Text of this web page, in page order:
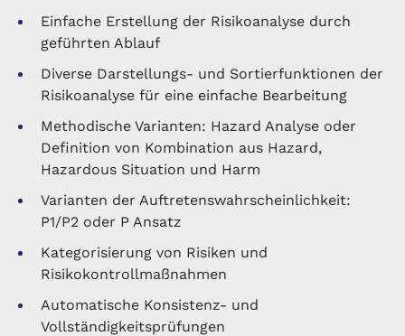
Einfache Erstellung der Risikoanalyse durch
geführten Ablauf
Diverse Darstellungs- und Sortierfunktionen der
Risikoanalyse für eine einfache Bearbeitung
Methodische Varianten: Hazard Analyse oder
Definition von Kombination aus Hazard,
Hazardous Situation und Harm
Varianten der Auftretenswahrscheinlichkeit:
P1/P2 oder P Ansatz
Kategorisierung von Risiken und
Risikokontrollmaßnahmen
Automatische Konsistenz- und
Vollständigkeitsprüfungen